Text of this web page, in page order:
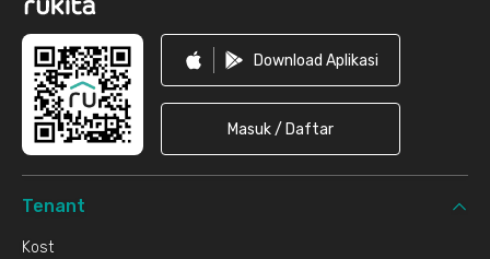
Download Aplikasi
Masuk / Daftar
Tenant
Kost